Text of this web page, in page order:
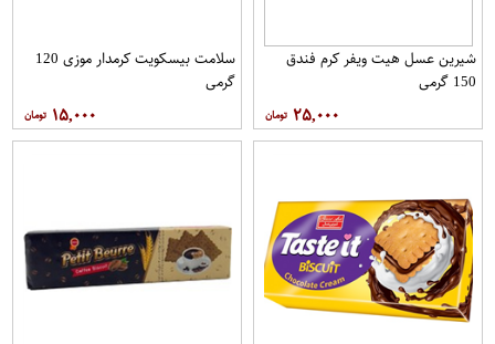
شیرین عسل هیت ویفر کرم فندق
150 گرمی
۲۵,۰۰۰
سلامت بیسکویت کرمدار موزی 120
گرمی
۱۵,۰۰۰